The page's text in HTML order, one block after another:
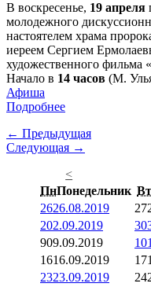
В воскресенье, 19 апреля
молодежного
настоятелем храма
иереем Сергием
художественного фильма
Начало в 14 часов (М.
Афиша
Подробнее
← Предыдущая
Следующая →
<
ПнПонедельник Вт
2626.08.2019 27
202.09.2019 3
909.09.2019 10
1616.09.2019 17
2323.09.2019 24